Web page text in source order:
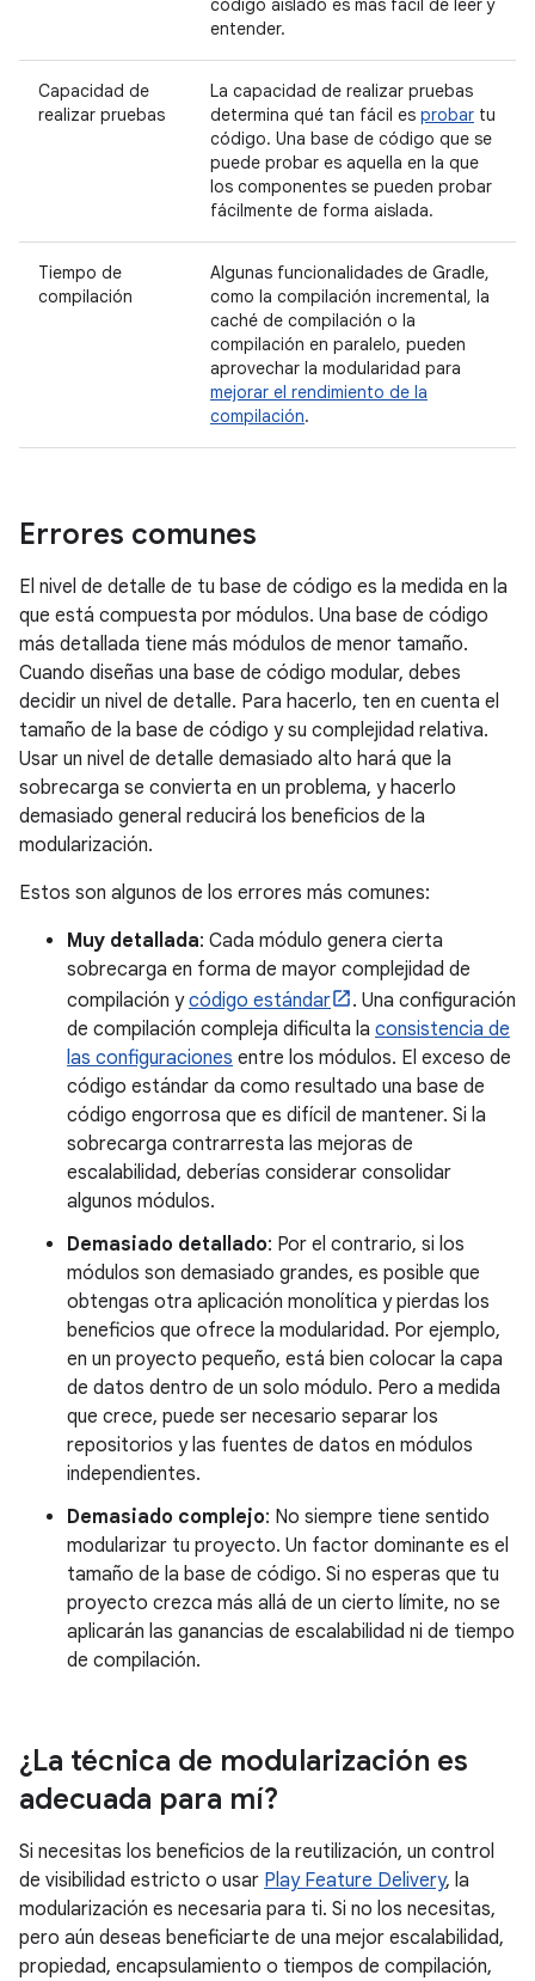
código aislado es más fácil de leer y
entender.
Capacidad de
realizar pruebas
La capacidad de realizar pruebas
determina qué tan fácil es probar tu
código. Una base de código que se
puede probar es aquella en la que
los componentes se pueden probar
fácilmente de forma aislada.
Tiempo de
compilación
Algunas funcionalidades de Gradle,
como la compilación incremental, la
caché de compilación o la
compilación en paralelo, pueden
aprovechar la modularidad para
mejorar el rendimiento de la
compilación.
Errores comunes
El nivel de detalle de tu base de código es la medida en la
que está compuesta por módulos. Una base de código
más detallada tiene más módulos de menor tamaño.
Cuando diseñas una base de código modular, debes
decidir un nivel de detalle. Para hacerlo, ten en cuenta el
tamaño de la base de código y su complejidad relativa.
Usar un nivel de detalle demasiado alto hará que la
sobrecarga se convierta en un problema, y hacerlo
demasiado general reducirá los beneficios de la
modularización.
Estos son algunos de los errores más comunes:
Muy detallada: Cada módulo genera cierta
sobrecarga en forma de mayor complejidad de
compilación ycódigo estándar
. Una configuración
de compilación compleja dificulta la consistencia de
las configuraciones entre los módulos. El exceso de
código estándar da como resultado una base de
código engorrosa que es difícil de mantener. Si la
sobrecarga contrarresta las mejoras de
escalabilidad, deberías considerar consolidar
algunos módulos.
Demasiado detallado: Por el contrario, si los
módulos son demasiado grandes, es posible que
obtengas otra aplicación monolítica y pierdas los
beneficios que ofrece la modularidad. Por ejemplo,
en un proyecto pequeño, está bien colocar la capa
de datos dentro de un solo módulo. Pero a medida
que crece, puede ser necesario separar los
repositorios y las fuentes de datos en módulos
independientes.
Demasiado complejo: No siempre tiene sentido
modularizar tu proyecto. Un factor dominante es el
tamaño de la base de código. Si no esperas que tu
proyecto crezca más allá de un cierto límite, no se
aplicarán las ganancias de escalabilidad ni de tiempo
de compilación.
¿La técnica de modularización es
adecuada para mí?
Si necesitas los beneficios de la reutilización, un control
de visibilidad estricto o usar Play Feature Delivery, la
modularización es necesaria para ti. Si no los necesitas,
pero aún deseas beneficiarte de una mejor escalabilidad,
propiedad, encapsulamiento o tiempos de compilación,